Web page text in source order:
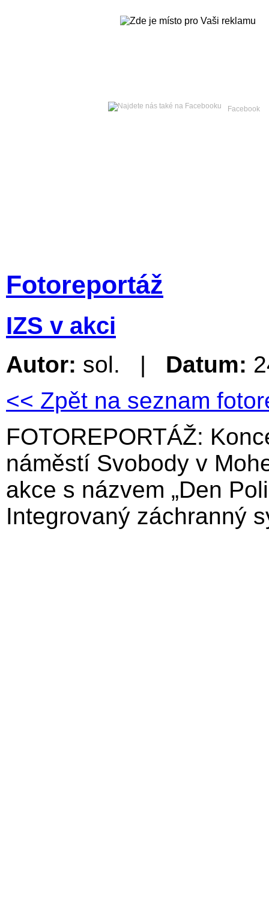
Facebook
Fotoreportáž
IZS v akci
Autor: sol. | Datum:
<< Zpět na seznam
FOTOREPORTÁŽ:
náměstí Svobody v
akce s názvem „Den
Integrovaný záchranný